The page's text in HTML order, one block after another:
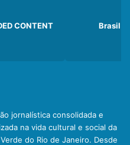
CONTENT Brasil
jornalística consolidada e
na vida cultural e social da
do Rio de Janeiro. Desde